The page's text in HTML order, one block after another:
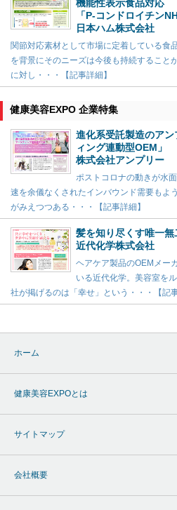
機能性表示食品対応
「P-コンドロイチン
日本ハム株式会社
関節対応素材として市場に定着している食
を背景にそのニーズは今後も持続すること
に対し・・・【記事詳細】
健康美容EXPO 企業特集
進化系受託製造のア
ィング連動型OEM」
株式会社アンプリー
ポストコロナの動きが水
速を余儀なくされたインバウンド需要もよ
がみえつつある・・・【記事詳細】
髪を知り尽くす唯一
近代化学株式会社
ヘアケア製品のOEMメー
いる近代化学。美容室を
社が掲げるのは「幸せ」という・・・【記事
ホーム
健康美容EXPOとは
サイトマップ
会社概要